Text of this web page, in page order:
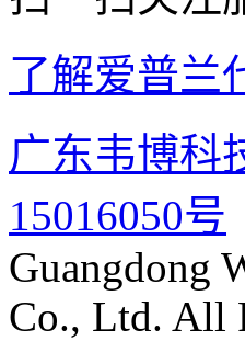
了解爱普兰
广东韦博科
15016050号
Guangdong
Co., Ltd. All